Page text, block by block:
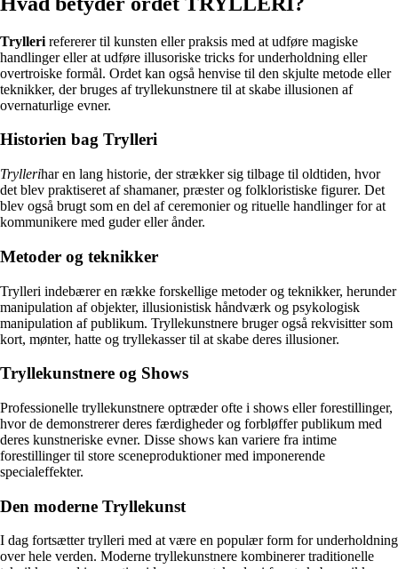
Trylleri refererer til kunsten eller praksis med at udføre magiske
handlinger eller at udføre illusoriske tricks for underholdning eller
overtroiske formål. Ordet kan også henvise til den skjulte metode eller
teknikker, der bruges af tryllekunstnere til at skabe illusionen af
overnaturlige evner.
Historien bag Trylleri
Tryllerihar en lang historie, der strækker sig tilbage til oldtiden, hvor
det blev praktiseret af shamaner, præster og folkloristiske figurer. Det
blev også brugt som en del af ceremonier og rituelle handlinger for at
kommunikere med guder eller ånder.
Metoder og teknikker
Trylleri indebærer en række forskellige metoder og teknikker, herunder
manipulation af objekter, illusionistisk håndværk og psykologisk
manipulation af publikum. Tryllekunstnere bruger også rekvisitter som
kort, mønter, hatte og tryllekasser til at skabe deres illusioner.
Tryllekunstnere og Shows
Professionelle tryllekunstnere optræder ofte i shows eller forestillinger,
hvor de demonstrerer deres færdigheder og forbløffer publikum med
deres kunstneriske evner. Disse shows kan variere fra intime
forestillinger til store sceneproduktioner med imponerende
specialeffekter.
Den moderne Tryllekunst
I dag fortsætter trylleri med at være en populær form for underholdning
over hele verden. Moderne tryllekunstnere kombinerer traditionelle